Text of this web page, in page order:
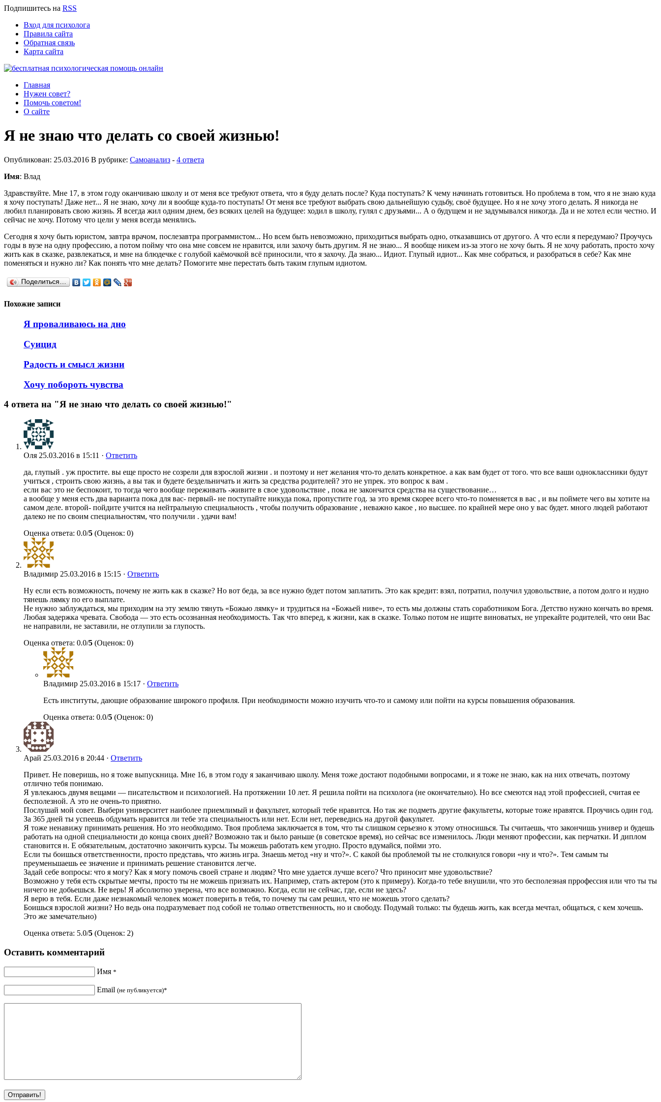
Подпишитесь на RSS
Вход для психолога
Правила сайта
Обратная связь
Карта сайта
Главная
Нужен совет?
Помочь советом!
О сайте
Я не знаю что делать со своей жизнью!
Опубликован: 25.03.2016 В рубрике: Самоанализ - 4 ответа
Имя: Влад
Здравствуйте. Мне 17, в этом году оканчиваю школу и от меня все требуют ответа, что я буду делать после? Куда поступать? К чему начинать готовиться. Но проблема в том, что я не знаю куда
я хочу поступать! Даже нет... Я не знаю, хочу ли я вообще куда-то поступать! От меня все требуют выбрать свою дальнейшую судьбу, своё будущее. Но я не хочу этого делать. Я никогда не
любил планировать свою жизнь. Я всегда жил одним днем, без всяких целей на будущее: ходил в школу, гулял с друзьями... А о будущем и не задумывался никогда. Да и не хотел если честно. И
сейчас не хочу. Потому что цели у меня всегда менялись.
Сегодня я хочу быть юристом, завтра врачом, послезавтра программистом... Но всем быть невозможно, приходиться выбрать одно, отказавшись от другого. А что если я передумаю? Проучусь
годы в вузе на одну профессию, а потом пойму что она мне совсем не нравится, или захочу быть другим. Я не знаю... Я вообще никем из-за этого не хочу быть. Я не хочу работать, просто хочу
жить как в сказке, развлекаться, и мне на блюдечке с голубой каёмочкой всё приносили, что я захочу. Да знаю... Идиот. Глупый идиот... Как мне собраться, и разобраться в себе? Как мне
поменяться и нужно ли? Как понять что мне делать? Помогите мне перестать быть таким глупым идиотом.
Поделиться…
Похожие записи
Я проваливаюсь на дно
Суицид
Радость и смысл жизни
Хочу побороть чувства
4 ответа на "Я не знаю что делать со своей жизнью!"
Оля 25.03.2016 в 15:11 · Ответить
да, глупый . уж простите. вы еще просто не созрели для взрослой жизни . и поэтому и нет желания что-то делать конкретное. а как вам будет от того. что все ваши одноклассники будут
учиться , строить свою жизнь, а вы так и будете бездельничать и жить за средства родителей? это не упрек. это вопрос к вам .
если вас это не беспокоит, то тогда чего вообще переживать -живите в свое удовольствие , пока не закончатся средства на существование…
а вообще у меня есть два варианта пока для вас- первый- не поступайте никуда пока, пропустите год. за это время скорее всего что-то поменяется в вас , и вы поймете чего вы хотите на
самом деле. второй- пойдите учится на нейтральную специальность , чтобы получить образование , неважно какое , но высшее. по крайней мере оно у вас будет. много людей работают
далеко не по своим специальностям, что получили . удачи вам!
Оценка ответа: 0.0/5 (Оценок: 0)
Владимир 25.03.2016 в 15:15 · Ответить
Ну если есть возможность, почему не жить как в сказке? Но вот беда, за все нужно будет потом заплатить. Это как кредит: взял, потратил, получил удовольствие, а потом долго и нудно
тянешь лямку по его выплате.
Не нужно заблуждаться, мы приходим на эту землю тянуть «Божью лямку» и трудиться на «Божьей ниве», то есть мы должны стать соработником Бога. Детство нужно кончать во время.
Любая задержка чревата. Свобода — это есть осознанная необходимость. Так что вперед, к жизни, как в сказке. Только потом не ищите виноватых, не упрекайте родителей, что они Вас
не направили, не заставили, не отлупили за глупость.
Оценка ответа: 0.0/5 (Оценок: 0)
Владимир 25.03.2016 в 15:17 · Ответить
Есть институты, дающие образование широкого профиля. При необходимости можно изучить что-то и самому или пойти на курсы повышения образования.
Оценка ответа: 0.0/5 (Оценок: 0)
Арай 25.03.2016 в 20:44 · Ответить
Привет. Не поверишь, но я тоже выпускница. Мне 16, в этом году я заканчиваю школу. Меня тоже достают подобными вопросами, и я тоже не знаю, как на них отвечать, поэтому
отлично тебя понимаю.
Я увлекаюсь двумя вещами — писательством и психологией. На протяжении 10 лет. Я решила пойти на психолога (не окончательно). Но все смеются над этой профессией, считая ее
бесполезной. А это не очень-то приятно.
Послушай мой совет. Выбери университет наиболее приемлимый и факультет, который тебе нравится. Но так же подметь другие факультеты, которые тоже нравятся. Проучись один год.
За 365 дней ты успеешь обдумать нравится ли тебе эта специальность или нет. Если нет, переведись на другой факультет.
Я тоже ненавижу принимать решения. Но это необходимо. Твоя проблема заключается в том, что ты слишком серьезно к этому относишься. Ты считаешь, что закончишь универ и будешь
работать на одной специальности до конца своих дней? Возможно так и было раньше (в советское время), но сейчас все изменилось. Люди меняют профессии, как перчатки. И диплом
становится н. Е обязательным, достаточно закончить курсы. Ты можешь работать кем угодно. Просто вдумайся, пойми это.
Если ты боишься ответственности, просто представь, что жизнь игра. Знаешь метод «ну и что?». С какой бы проблемой ты не столкнулся говори «ну и что?». Тем самым ты
преуменьшаешь ее значение и принимать решение становится легче.
Задай себе вопросы: что я могу? Как я могу помочь своей стране и людям? Что мне удается лучше всего? Что приносит мне удовольствие?
Возможно у тебя есть скрытые мечты, просто ты не можешь признать их. Например, стать актером (это к примеру). Когда-то тебе внушили, что это бесполезная пррофессия или что ты ты
ничего не добьешься. Не верь! Я абсолютно уверена, что все возможно. Когда, если не сейчас, где, если не здесь?
Я верю в тебя. Если даже незнакомый человек может поверить в тебя, то почему ты сам решил, что не можешь этого сделать?
Боишься взрослой жизни? Но ведь она подразумевает под собой не только ответственность, но и свободу. Подумай только: ты будешь жить, как всегда мечтал, общаться, с кем хочешь.
Это же замечательно)
Оценка ответа: 5.0/5 (Оценок: 2)
Оставить комментарий
Имя *
Email (не публикуется)*